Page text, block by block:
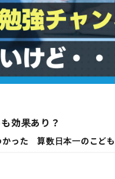
効果あり？
った 算数日本一のこど